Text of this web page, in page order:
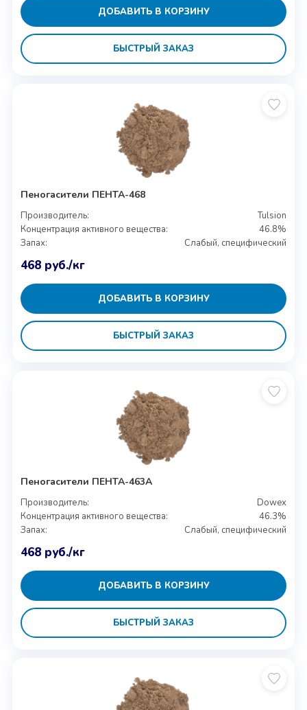
ДОБАВИТЬ В КОРЗИНУ
БЫСТРЫЙ ЗАКАЗ
Пеногасители ПЕНТА-468
Производитель:
Tulsion
Концентрация активного вещества:
46.8%
Запах:
Слабый, специфический
468 руб./кг
ДОБАВИТЬ В КОРЗИНУ
БЫСТРЫЙ ЗАКАЗ
Пеногасители ПЕНТА-463А
Производитель:
Dowex
Концентрация активного вещества:
46.3%
Запах:
Слабый, специфический
468 руб./кг
ДОБАВИТЬ В КОРЗИНУ
БЫСТРЫЙ ЗАКАЗ